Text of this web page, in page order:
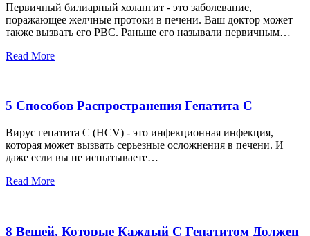
Первичный билиарный холангит - это заболевание,
поражающее желчные протоки в печени. Ваш доктор может
также вызвать его PBC. Раньше его называли первичным…
Read More
5 Способов Распространения Гепатита С
Вирус гепатита С (HCV) - это инфекционная инфекция,
которая может вызвать серьезные осложнения в печени. И
даже если вы не испытываете…
Read More
8 Вещей, Которые Каждый С Гепатитом Должен